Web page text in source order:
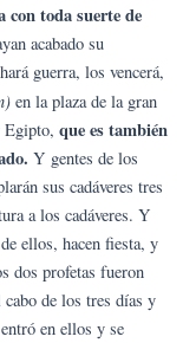
toda suerte de
acabado su
guerra, los vencerá,
en la plaza de la gran
Egipto, que es también
Y gentes de los
sus cadáveres tres
a los cadáveres. Y
ellos, hacen fiesta, y
dos profetas fueron
de los tres días y
en ellos y se